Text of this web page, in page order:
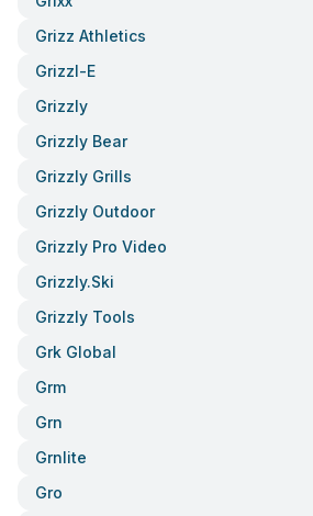
Grizz Athletics
Grizzl-E
Grizzly
Grizzly Bear
Grizzly Grills
Grizzly Outdoor
Grizzly Pro Video
Grizzly.ski
Grizzly Tools
Grk Global
Grm
Grn
Grnlite
Gro